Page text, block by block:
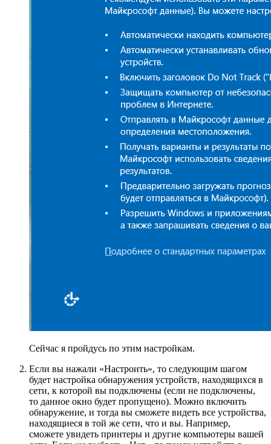
Сейчас я пройдусь по этим настройкам.
Если вы нажали «Настроить», то следующим шагом
будет настройка обнаружения устройств, находящихся в
сети, к которой вы подключены (если не подключены,
то данное окно будет пропущено). Можно включить
обнаружение, и тогда вы сможете видеть все устройства,
находящиеся в той же сети, что и вы. Например,
сможете увидеть принтеры и другие компьютеры вашей